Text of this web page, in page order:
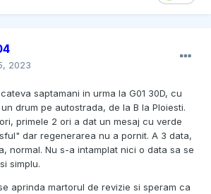
2023
saptamani in urma la G01 30D, cu
drum pe autostrada, de la B la Ploiesti.
primele 2 ori a dat un mesaj cu verde
dar regenerarea nu a pornit. A 3 data,
normal. Nu s-a intamplat nici o data sa se
simplu.
aprinda martorul de revizie si speram ca